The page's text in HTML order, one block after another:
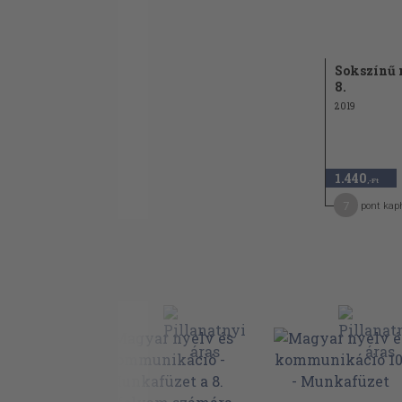
31. Az egyszerű és az összetett szavak
37. Közmondások 143
38. Összefoglalás 146
Hangalak és jelentés
39. Egyjelentésű szavak 148
40. Többjelentésű szavak 152
Sokszínű
8.
2019
1.440 ,-Ft
pont